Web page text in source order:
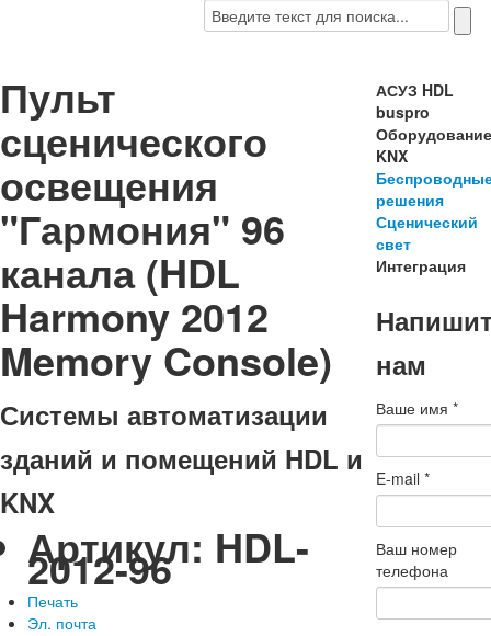
Пульт
сценического
освещения
"Гармония" 96
канала (HDL
Harmony 2012
Memory Console)
Системы автоматизации
зданий и помещений HDL и
KNX
Артикул: HDL-
2012-96
Печать
Эл. почта
АСУЗ HDL
buspro
KNX
решения
Сценический
свет
Интеграция
нам
Ваше имя*
E-mail*
Ваш номер
телефона